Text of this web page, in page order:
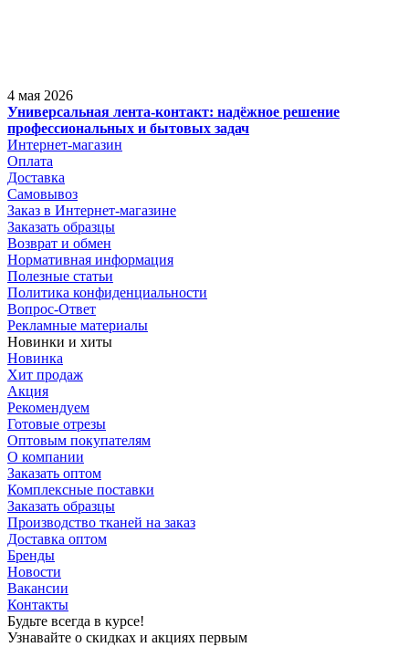
4 мая 2026
Универсальная лента-контакт: надёжное решение
профессиональных и бытовых задач
Интернет-магазин
Оплата
Доставка
Самовывоз
Заказ в Интернет-магазине
Заказать образцы
Возврат и обмен
Нормативная информация
Полезные статьи
Политика конфиденциальности
Вопрос-Ответ
Рекламные материалы
Новинки и хиты
Новинка
Хит продаж
Акция
Рекомендуем
Готовые отрезы
Оптовым покупателям
О компании
Заказать оптом
Комплексные поставки
Заказать образцы
Производство тканей на заказ
Доставка оптом
Бренды
Новости
Вакансии
Контакты
Будьте всегда в курсе!
Узнавайте о скидках и акциях первым